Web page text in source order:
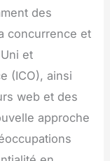
des
concurrence et
et
(ICO), ainsi
web et des
approche